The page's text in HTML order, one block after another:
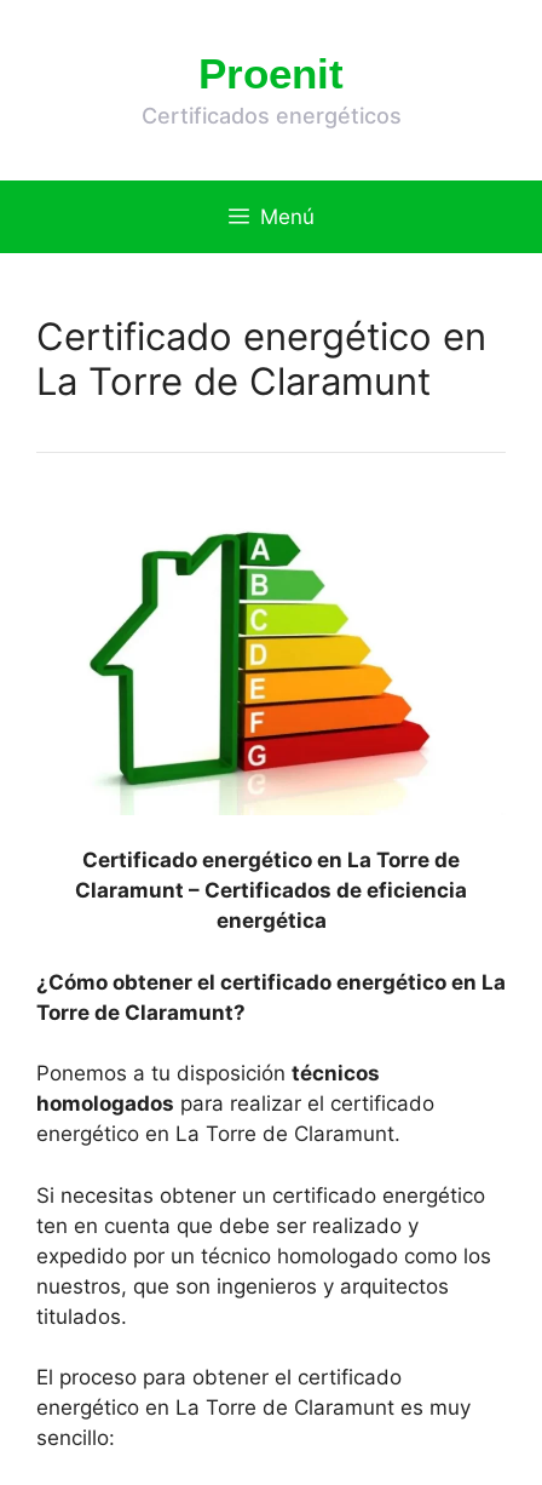
Proenit
Certificados energéticos
Menú
Certificado energético en
La Torre de Claramunt
Certificado energético en La Torre de
Claramunt – Certificados de eficiencia
energética
¿Cómo obtener el certificado energético en La
Torre de Claramunt?
Ponemos a tu disposición técnicos
homologados para realizar el certificado
energético en La Torre de Claramunt.
Si necesitas obtener un certificado energético
ten en cuenta que debe ser realizado y
expedido por un técnico homologado como los
nuestros, que son ingenieros y arquitectos
titulados.
El proceso para obtener el certificado
energético en La Torre de Claramunt es muy
sencillo: